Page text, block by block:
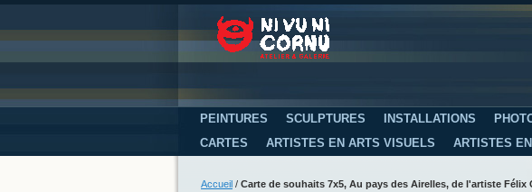
PEINTURES SCULPTURES INSTALLATIONS
CARTES
ARTISTES EN ARTS VISUELS ARTISTES
Accueil / Carte de souhaits 7x5, Au pays des Airelles, de l'artiste Félix